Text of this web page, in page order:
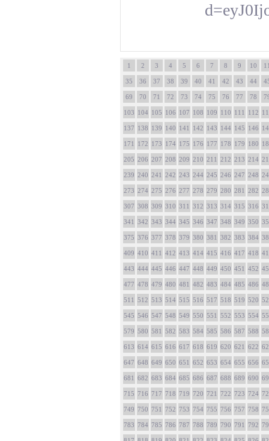
1 2 3 4 5 6 7 8 9 10
35 36 37 38 39 40 41 42 43 44
69 70 71 72 73 74 75 76 77 78
103 104 105 106 107 108 109 110 111 112
137 138 139 140 141 142 143 144 145 146
171 172 173 174 175 176 177 178 179 180
205 206 207 208 209 210 211 212 213 214
239 240 241 242 243 244 245 246 247 248
273 274 275 276 277 278 279 280 281 282
307 308 309 310 311 312 313 314 315 316
341 342 343 344 345 346 347 348 349 350
375 376 377 378 379 380 381 382 383 384
409 410 411 412 413 414 415 416 417 418
443 444 445 446 447 448 449 450 451 452
477 478 479 480 481 482 483 484 485 486
511 512 513 514 515 516 517 518 519 520
545 546 547 548 549 550 551 552 553 554
579 580 581 582 583 584 585 586 587 588
613 614 615 616 617 618 619 620 621 622
647 648 649 650 651 652 653 654 655 656
681 682 683 684 685 686 687 688 689 690
715 716 717 718 719 720 721 722 723 724
749 750 751 752 753 754 755 756 757 758
783 784 785 786 787 788 789 790 791 792